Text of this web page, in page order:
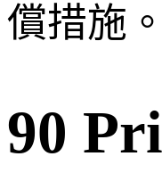
償措施。
90